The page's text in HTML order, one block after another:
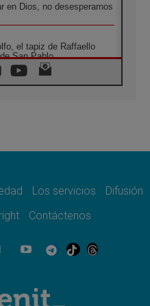
en Dios, no desesperarnos
el tapiz de Raffaello
San Pablo
paz no se compra con una
de Genazzano
Apostólico de Calapán
invisibles de una
Los servicios
Difusión
Contáctenos